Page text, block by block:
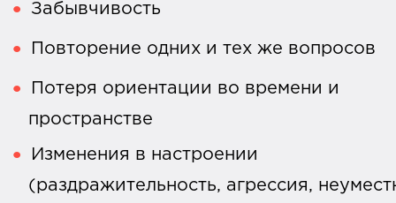
Забывчивость
Повторение одних и тех же вопросов
Потеря ориентации во времени и
пространстве
Изменения в настроении
(раздражительность, агрессия,